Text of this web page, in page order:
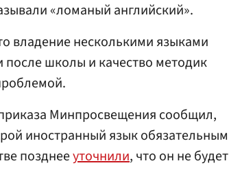
«ломаный английский».
владение несколькими языками
после школы и качество методик
Минпросвещения сообщил,
иностранный язык обязательным
позднееуточнили, что он не будет